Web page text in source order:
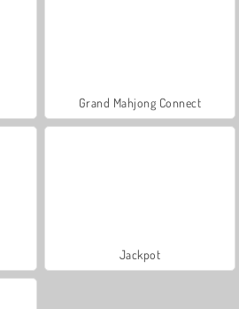
Grand Mahjong Connect
Jackpot